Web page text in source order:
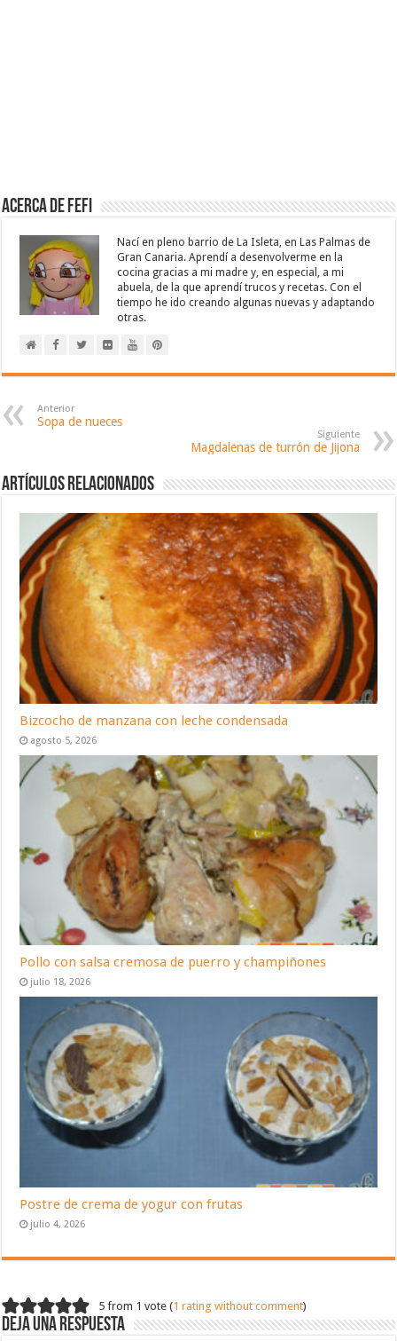
Acerca de Fefi
Nací en pleno barrio de La Isleta, en Las Palmas de
Gran Canaria. Aprendí a desenvolverme en la
cocina gracias a mi madre y, en especial, a mi
abuela, de la que aprendí trucos y recetas. Con el
tiempo he ido creando algunas nuevas y adaptando
otras.
Anterior
Sopa de nueces
Siguiente
Magdalenas de turrón de Jijona
Artículos relacionados
Bizcocho de manzana con leche condensada
agosto 5, 2026
Pollo con salsa cremosa de puerro y champiñones
julio 18, 2026
Postre de crema de yogur con frutas
julio 4, 2026
5 from 1 vote (1 rating without comment)
Deja una respuesta